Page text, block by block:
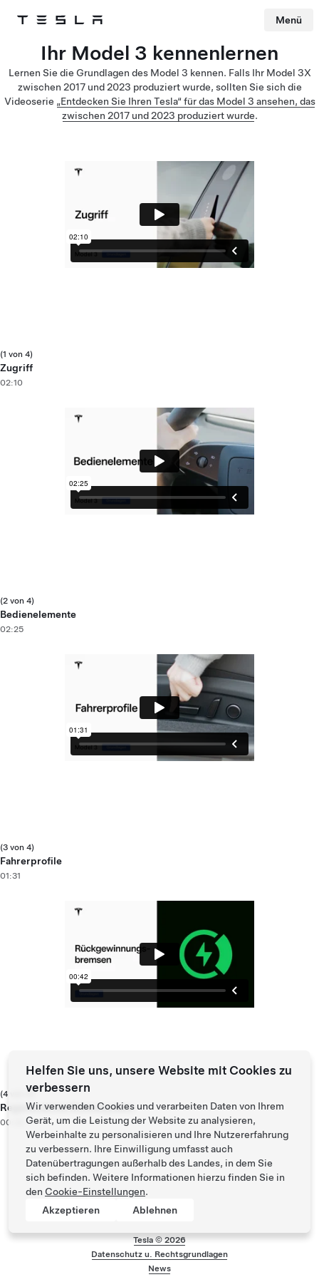
Tesla Menü
Ihr Model 3 kennenlernen
Lernen Sie die Grundlagen des Model 3 kennen. Falls Ihr Model 3X
zwischen 2017 und 2023 produziert wurde, sollten Sie sich die
Videoserie „Entdecken Sie Ihren Tesla“ für das Model 3 ansehen, das
zwischen 2017 und 2023 produziert wurde.
(1 von 4)
Zugriff
02:10
(2 von 4)
Bedienelemente
02:25
(3 von 4)
Fahrerprofile
01:31
(4 von 4)
Regeneratives Bremssystem
00:42
Menü-Fußzeile
Tesla ©2026
Datenschutz u. Rechtsgrundlagen
News
Helfen Sie uns, unsere Website mit Cookies zu
verbessern
Wir verwenden Cookies und verarbeiten Daten von Ihrem
Gerät, um die Leistung der Website zu analysieren,
Werbeinhalte zu personalisieren und Ihre Nutzererfahrung
zu verbessern. Ihre Einwilligung umfasst auch
Datenübertragungen außerhalb des Landes, in dem Sie
sich befinden. Weitere Informationen hierzu finden Sie in
den Cookie-Einstellungen.
Akzeptieren
Ablehnen